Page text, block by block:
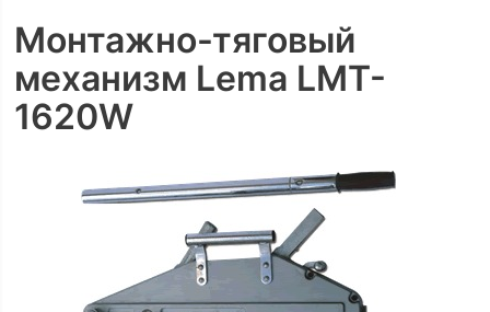
Монтажно-тяговый
механизм Lema LMT-
1620W